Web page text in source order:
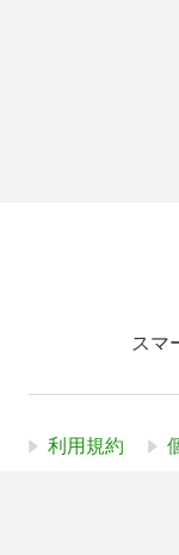
スマ
利用規約